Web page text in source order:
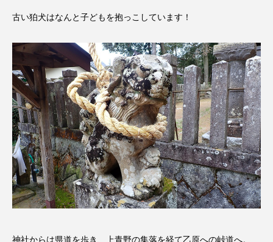
おしえて絵本 おでかけ情報
おばあちゃんと僕の約束 おもいおいも
おーい、応為 お知らせ かしこいエルゼ
かしこいグレーテル かもめ食堂
がんを知り、がんを考える きてみで東北
きもちはなにいろ？ くまぐみ
くるまのなかには？ けやき台中学校
古い狛犬はなんと子どもを抱っこしています！
神社からは県道を歩き、上青野の集落を経て乙原への峠道へ。